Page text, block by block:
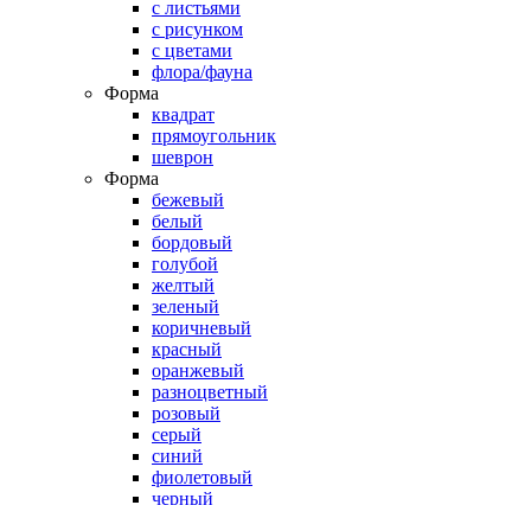
с листьями
с рисунком
с цветами
флора/фауна
Форма
квадрат
прямоугольник
шеврон
Форма
бежевый
белый
бордовый
голубой
желтый
зеленый
коричневый
красный
оранжевый
разноцветный
розовый
серый
синий
фиолетовый
черный